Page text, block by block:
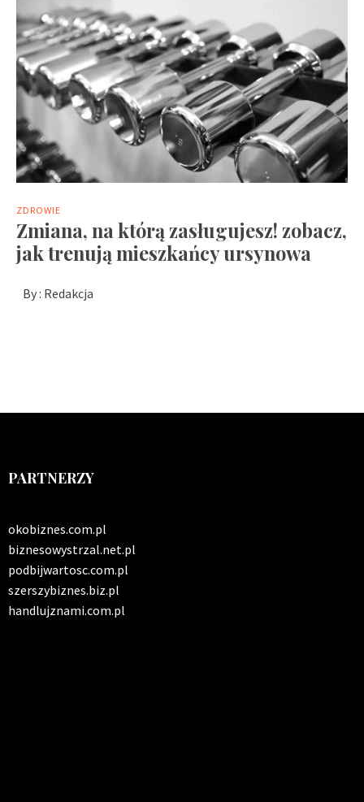
ZDROWIE
Zmiana, na którą zasługujesz! zobacz,
jak trenują mieszkańcy ursynowa
By : Redakcja
PARTNERZY
okobiznes.com.pl
biznesowystrzal.net.pl
podbijwartosc.com.pl
szerszybiznes.biz.pl
handlujznami.com.pl